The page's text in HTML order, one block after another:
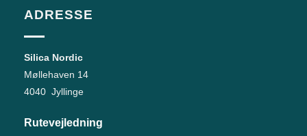
ADRESSE
Silica Nordic
Møllehaven 14
4040 Jyllinge
Rutevejledning